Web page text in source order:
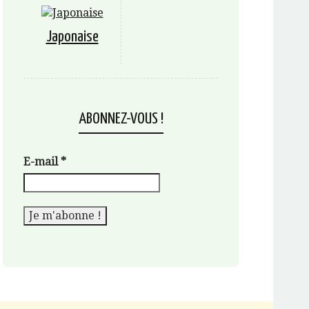
Japonaise
ABONNEZ-VOUS !
E-mail*